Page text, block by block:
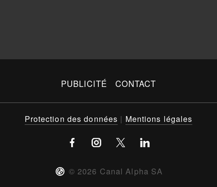
PUBLICITÉ CONTACT
© 2026 Canal Alpha SA
Protection des données | Mentions légales